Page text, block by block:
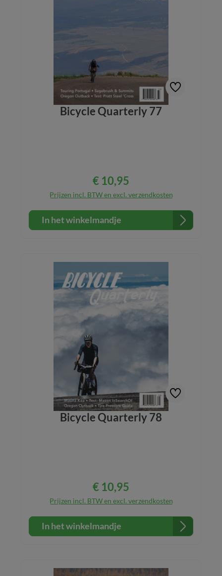
Bicycle Quarterly 77
Normale prijs:
€ 10,95
Prijzen incl. BTW en excl. verzendkosten
In het winkelmandje
Bicycle Quarterly 78
Normale prijs:
€ 10,95
Prijzen incl. BTW en excl. verzendkosten
In het winkelmandje